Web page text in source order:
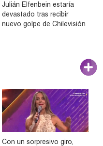
Julián Elfenbein estaría
devastado tras recibir
nuevo golpe de Chilevisión
Con un sorpresivo giro,